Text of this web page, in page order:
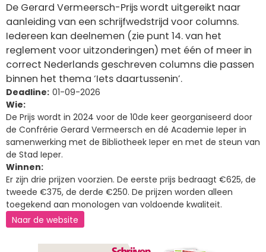
De Gerard Vermeersch-Prijs wordt uitgereikt naar
aanleiding van een schrijfwedstrijd voor columns.
Iedereen kan deelnemen (zie punt 14. van het
reglement voor uitzonderingen) met één of meer in
correct Nederlands geschreven columns die passen
binnen het thema ‘Iets daartussenin’.
Deadline 01-09-2026
Wie
De Prijs wordt in 2024 voor de 10de keer georganiseerd door
de Confrérie Gerard Vermeersch en dé Academie Ieper in
samenwerking met de Bibliotheek Ieper en met de steun van
de Stad Ieper.
Winnen
Er zijn drie prijzen voorzien. De eerste prijs bedraagt €625, de
tweede €375, de derde €250. De prijzen worden alleen
toegekend aan monologen van voldoende kwaliteit.
Naar de website